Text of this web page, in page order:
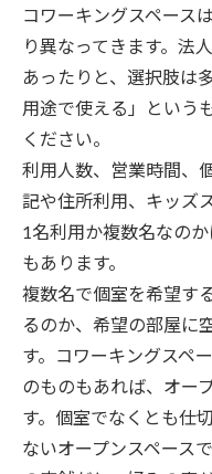
コワーキングスペース
り異なってきます。法
あったりと、選択肢は
用途で使える」という
ください。
利用人数、営業時間、
記や住所利用、キッズ
1名利用か複数名なの
もあります。
複数名で個室を希望す
るのか、希望の部屋に
す。コワーキングスペ
のものもあれば、オー
す。個室でなくとも仕
ないオープンスペース